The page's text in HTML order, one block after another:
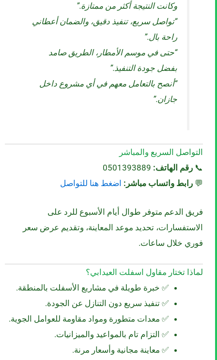
وكانت النتيجة أكثر من ممتازة.”
“تواصل سريع، تنفيذ دقيق، والضمان أعطاني
راحة بال.”
“حتى في موسم الأمطار، الطريق صامد
بفضل جودة التنفيذ.”
“أنصح بالتعامل معهم في أي مشروع داخل
جازان.”
التواصل السريع والمباشر
📞 رقم الهاتف:
💬 رابط واتساب مباشر: اضغط هنا للتواصل
فريق الدعم متوفر طوال أيام الأسبوع للرد على
الاستفسارات، تحديد موعد المعاينة، وتقديم عرض سعر
فوري خلال ساعات.
لماذا تختار مقاول اسفلت العيدابي؟
✅ خبرة طويلة في مشاريع الأسفلت بالمنطقة.
✅ تنفيذ سريع دون التنازل عن الجودة.
✅ معدات متطورة ومواد مقاومة للعوامل الجوية.
✅ التزام تام بالمواعيد والميزانيات.
✅ معاينة مجانية وأسعار مرنة.